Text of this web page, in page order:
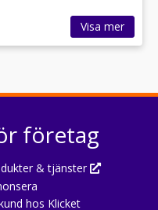
Visa mer
företag
& tjänster
hos Klicket